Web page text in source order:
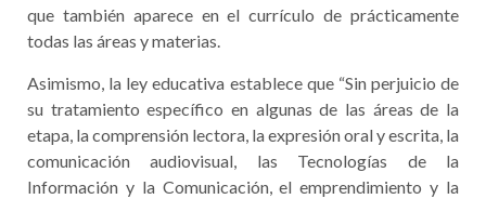
que también aparece en el currículo de prácticamente
todas las áreas y materias.
Asimismo, la ley educativa establece que “Sin perjuicio de
su tratamiento específico en algunas de las áreas de la
etapa, la comprensión lectora, la expresión oral y escrita, la
comunicación audiovisual, las Tecnologías de la
Información y la Comunicación, el emprendimiento y la